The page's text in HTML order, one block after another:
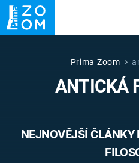
ZRÁDCI UFO
VETŘELCI
Prima Zoom
ANTICKÁ
NEJNOVĚJŠÍ ČLÁNKY